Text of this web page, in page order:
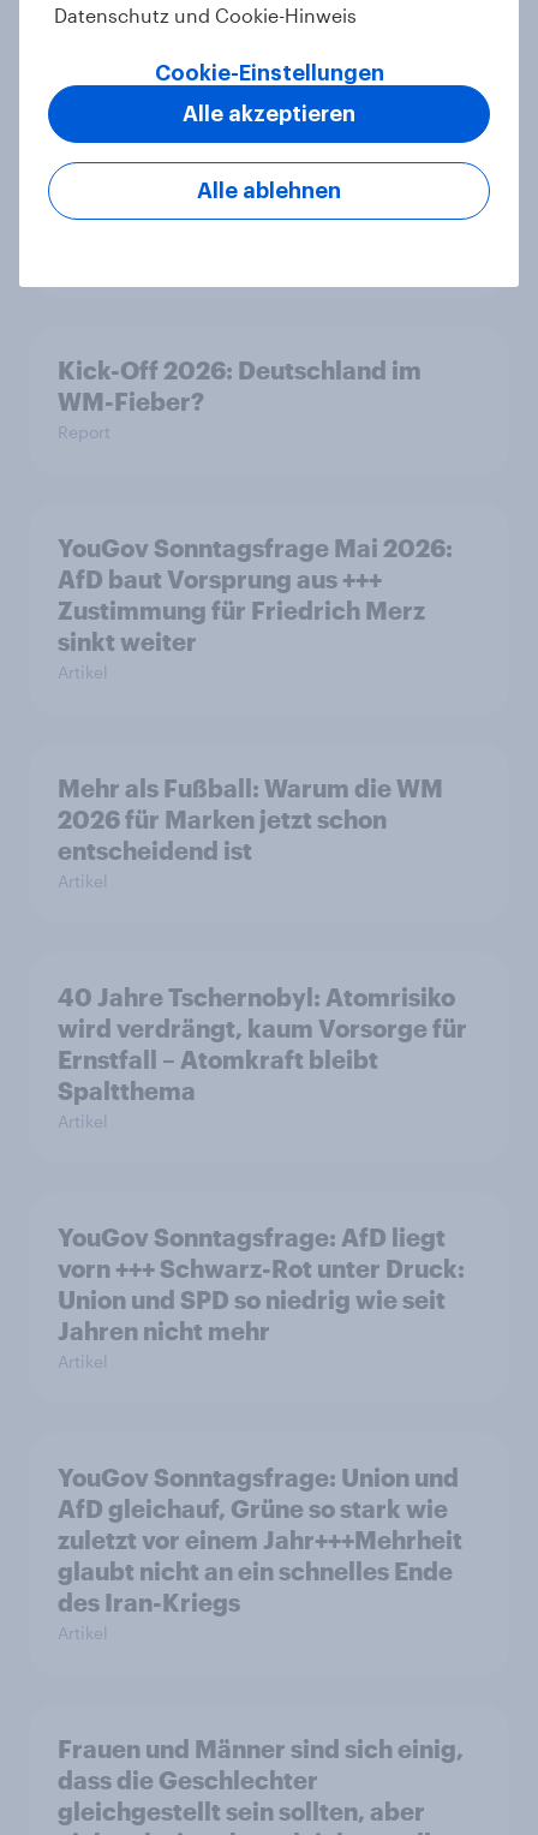
Leichter Trend zum Nein zur
Einwanderungsbegrenzung –
Zivildienstgesetz ohne klare
Mehrheit, Zweifel an Notwendigkeit
der Vorlagen steigen
Kick-Off 2026: Deutschland im
WM-Fieber?
Report
YouGov Sonntagsfrage Mai 2026:
AfD baut Vorsprung aus +++
Zustimmung für Friedrich Merz
sinkt weiter
Artikel
Mehr als Fußball: Warum die WM
2026 für Marken jetzt schon
entscheidend ist
Artikel
40 Jahre Tschernobyl: Atomrisiko
wird verdrängt, kaum Vorsorge für
Ernstfall – Atomkraft bleibt
Spaltthema
Artikel
YouGov Sonntagsfrage: AfD liegt
vorn +++ Schwarz-Rot unter Druck:
Union und SPD so niedrig wie seit
Jahren nicht mehr
Artikel
YouGov Sonntagsfrage: Union und
AfD gleichauf, Grüne so stark wie
zuletzt vor einem Jahr+++Mehrheit
glaubt nicht an ein schnelles Ende
des Iran-Kriegs
Artikel
Frauen und Männer sind sich einig,
dass die Geschlechter
gleichgestellt sein sollten, aber
Datenschutz und Cookie-Hinweis
Cookie-Einstellungen
Alle ablehnen
Alle akzeptieren